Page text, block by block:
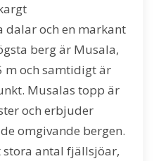
och en markant
berg är Musala,
m och samtidigt är
Musalas topp är
och erbjuder
omgivande bergen.
stora antal fjällsjöar,